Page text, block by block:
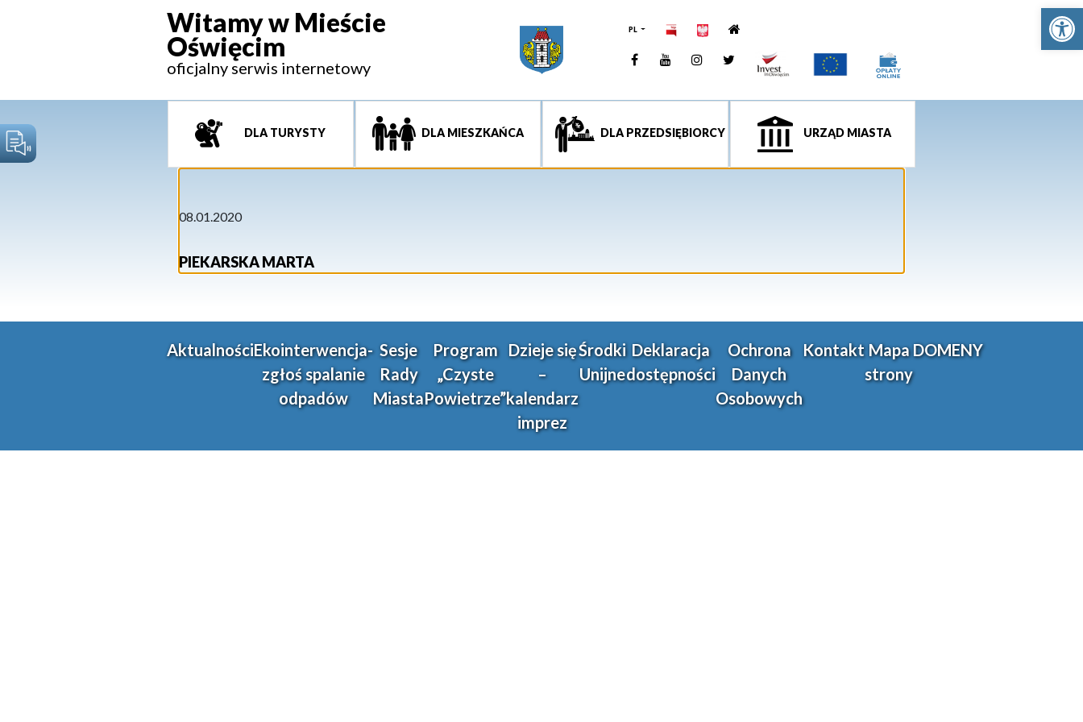
Witamy w Mieście
Oświęcim
oficjalny serwis internetowy
PL
FacebookYouTUbeInstagramTwitter
DLA TURYSTY DLA MIESZKAŃCA DLA PRZEDSIĘBIORCY URZĄD MIASTA
08.01.2020
PIEKARSKA MARTA
AktualnościEkointerwencja-
zgłoś spalanie
odpadów
Sesje
Rady
Miasta
Program
„Czyste
Powietrze”
Dzieje się
–
kalendarz
imprez
Środki
Unijne
Deklaracja
dostępności
Ochrona
Danych
Osobowych
Kontakt Mapa
strony
DOMENY